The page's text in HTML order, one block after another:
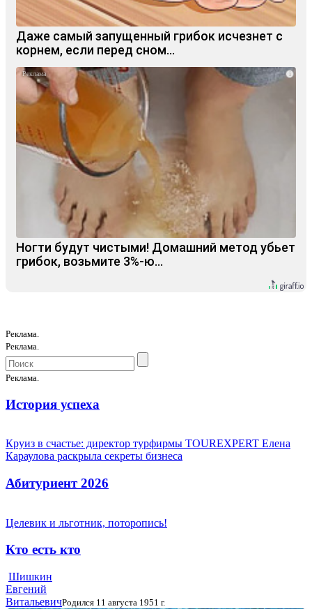
Даже самый запущенный грибок исчезнет с
корнем, если перед сном…
i
Ногти будут чистыми! Домашний метод убьет
грибок, возьмите 3%-ю…
Реклама.
Реклама.
Реклама.
История успеха
Круиз в счастье: директор турфирмы TOUREXPERT Елена
Караулова раскрыла секреты бизнеса
Абитуриент 2026
Целевик и льготник, поторопись!
Кто есть кто
Шишкин
Евгений
ВитальевичРодился 11 августа 1951 г.